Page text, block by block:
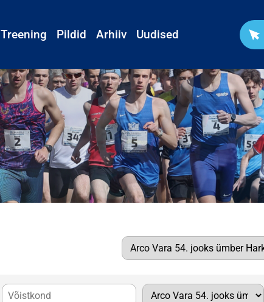
Treening Pildid Arhiiv Uudised